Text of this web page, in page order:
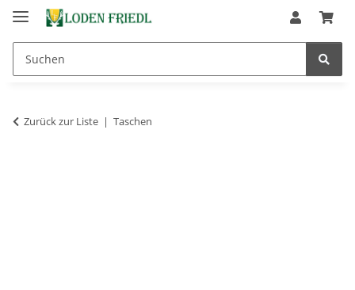
Zurück zur Liste Taschen